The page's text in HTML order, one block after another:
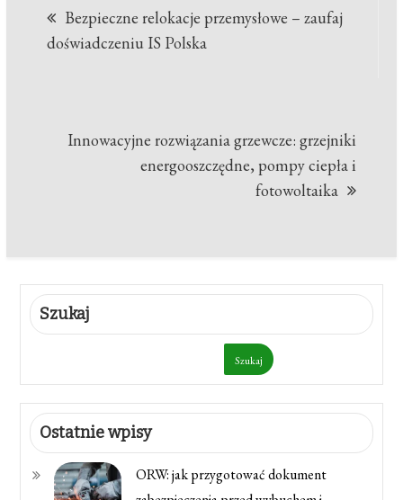
wpisu
Bezpieczne relokacje przemysłowe – zaufaj
doświadczeniu IS Polska
Innowacyjne rozwiązania grzewcze: grzejniki
energooszczędne, pompy ciepła i
fotowoltaika
Szukaj
Szukaj
Ostatnie wpisy
ORW: jak przygotować dokument